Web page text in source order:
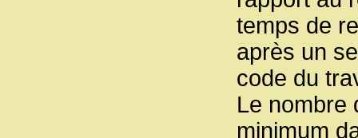
temps de
après un
code du
Le nombre
minimum